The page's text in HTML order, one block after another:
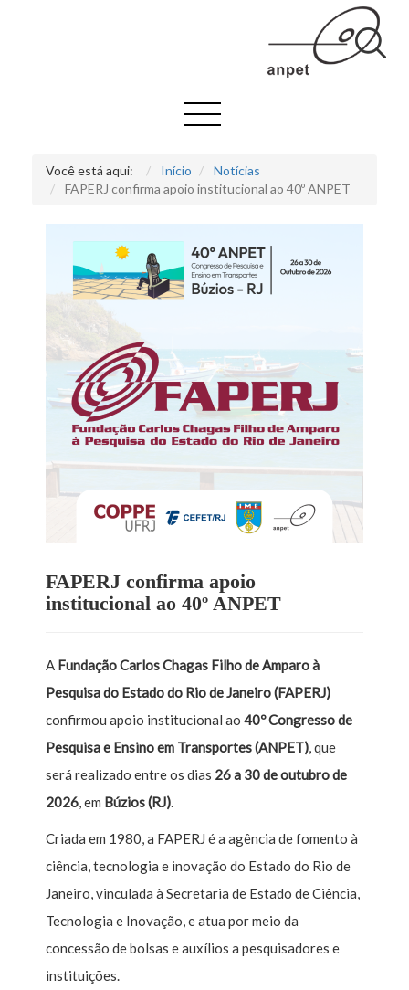
Você está aqui: Início
Notícias
FAPERJ confirma apoio institucional ao 40º ANPET
FAPERJ confirma apoio
institucional ao 40º ANPET
A Fundação Carlos Chagas Filho de Amparo à
Pesquisa do Estado do Rio de Janeiro (FAPERJ)
confirmou apoio institucional ao 40º Congresso de
Pesquisa e Ensino em Transportes (ANPET), que
será realizado entre os dias 26 a 30 de outubro de
2026, em Búzios (RJ).
Criada em 1980, a FAPERJ é a agência de fomento à
ciência, tecnologia e inovação do Estado do Rio de
Janeiro, vinculada à Secretaria de Estado de Ciência,
Tecnologia e Inovação, e atua por meio da
concessão de bolsas e auxílios a pesquisadores e
instituições.